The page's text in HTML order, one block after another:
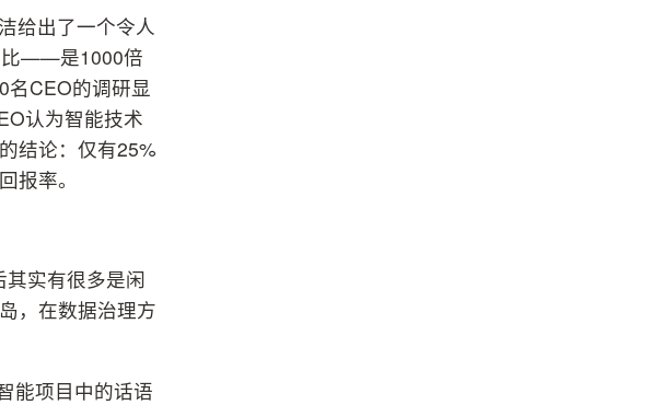
给出了一个令人
比——是1000倍
名CEO的调研显
认为智能技术
结论：仅有25%
报率。
实有很多是闲
，在数据治理方
能项目中的话语